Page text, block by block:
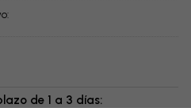
de 1 a 3 días: